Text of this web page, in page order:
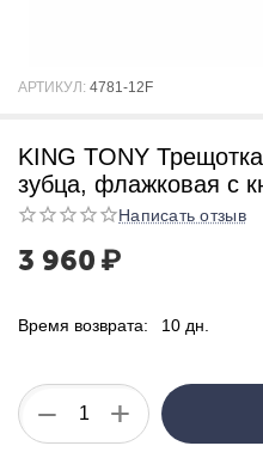
АРТИКУЛ: 4781-12F
KING TONY
зубца, флажковая с
Написать отзыв
3 960 ₽
Время возврата: 10 дн.
+
−